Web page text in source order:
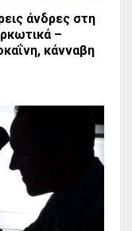
άνδρες στη
–
κάνναβη